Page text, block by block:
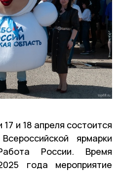
и 18 апреля состоится
ярмарки
России. Время
года мероприятие